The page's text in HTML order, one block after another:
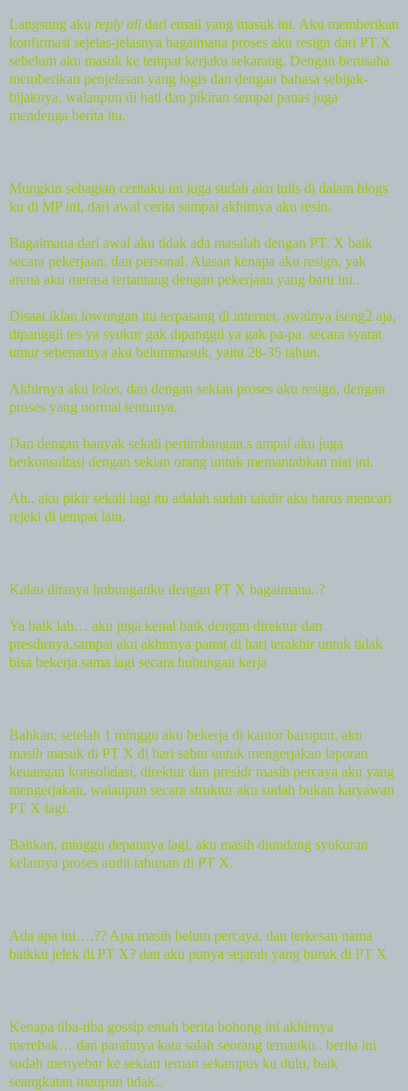
Langsung aku reply all dari email yang masuk itu. Aku memberikan
konfirmasi sejelas-jelasnya bagaimana proses aku resign dari PT.X
sebelum aku masuk ke tempat kerjaku sekarang. Dengan berusaha
memberikan penjelasan yang logis dan dengan bahasa sebijak-
bijaknya, walaupun di hati dan pikiran sempat panas juga
mendenga berita itu.
Mungkin sebagian ceritaku ini juga sudah aku tulis di dalam blogs
ku di MP ini, dari awal cerita sampai akhirnya aku resin.
Bagaimana dari awal aku tidak ada masalah dengan PT. X baik
secara pekerjaan, dan personal. Alasan kenapa aku resign, yak
arena aku merasa tertantang dengan pekerjaan yang baru ini..
Disaat iklan lowongan itu terpasang di internet, awalnya iseng2 aja,
dipanggil tes ya syukur gak dipanggil ya gak pa-pa. secara syarat
umur sebenarnya aku belummasuk, yaitu 28-35 tahun.
Akhirnya aku lolos, dan dengan sekian proses aku resign, dengan
proses yang normal tentunya.
Dan dengan banyak sekali pertimbangan,s ampai aku juga
berkonsultasi dengan sekian orang untuk memantabkan niat ini.
Ah.. aku pikir sekali lagi itu adalah sudah takdir aku harus mencari
rejeki di tempat lain.
Kalau ditanya hubunganku dengan PT X bagaimana..?
Ya baik lah… aku juga kenal baik dengan direktur dan
presdirnya,sampai aku akhirnya pamit di hari terakhir untuk tidak
bisa bekerja sama lagi secara hubungan kerja
Bahkan, setelah 1 minggu aku bekerja di kantor barupun, aku
masih masuk di PT X di hari sabtu untuk mengerjakan laporan
keuangan konsolidasi, direktur dan presidr masih percaya aku yang
mengerjakan, walaupun secara struktur aku sudah bukan karyawan
PT X lagi.
Bahkan, minggu depannya lagi, aku masih diundang syukuran
kelarnya proses audit tahunan di PT X.
Ada apa ini….?? Apa masih belum percaya, dan terkesan nama
baikku jelek di PT X? dan aku punya sejarah yang buruk di PT X
Kenapa tiba-tiba gossip entah berita bohong ini akhirnya
merebak… dan parahnya kata salah seorang temanku.. berita ini
sudah menyebar ke sekian teman sekampus ku dulu, baik
seangkatan maupun tidak..